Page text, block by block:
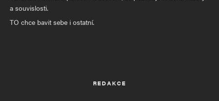
a souvislosti.
TO chce bavit sebe i ostatní.
REDAKCE